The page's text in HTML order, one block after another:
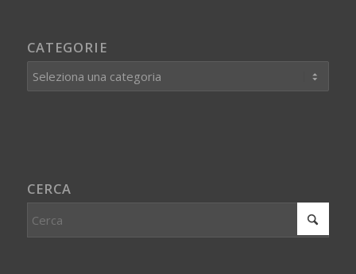
CATEGORIE
Categorie
CERCA